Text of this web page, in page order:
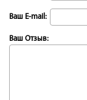
Ваш E-mail:
Ваш Отзыв: